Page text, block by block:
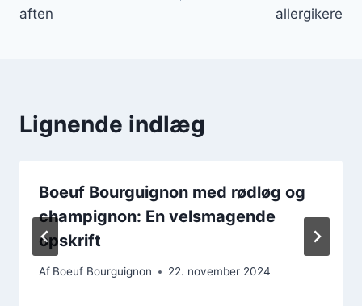
aften
allergikere
Lignende indlæg
Boeuf Bourguignon med rødløg og
champignon: En velsmagende
opskrift
Af Boeuf Bourguignon 22. november 2024